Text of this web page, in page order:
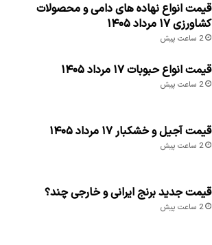
قیمت انواع نهاده های دامی و محصولات
کشاورزی ۱۷ مرداد ۱۴۰۵
2 ساعت پیش
قیمت انواع حبوبات ۱۷ مرداد ۱۴۰۵
2 ساعت پیش
قیمت آجیل و خشکبار ۱۷ مرداد ۱۴۰۵
2 ساعت پیش
قیمت جدید برنج ایرانی و خارجی چند؟
2 ساعت پیش